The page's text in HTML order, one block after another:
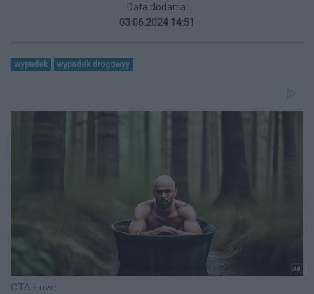
Data dodania:
03.06.2024 14:51
wypadek wypadek drogowyy